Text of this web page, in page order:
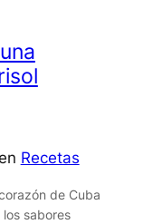
Recetas
de Cuba
sabores